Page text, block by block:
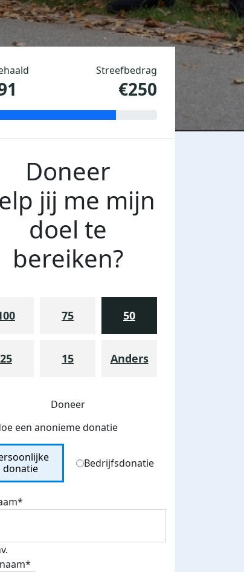
Streefbedrag
€250
Doneer
jij me mijn
doel te
bereiken?
75 50
25 15 Anders
Doneer
een anonieme donatie
Type
donatie
Bedrijfsdonatie